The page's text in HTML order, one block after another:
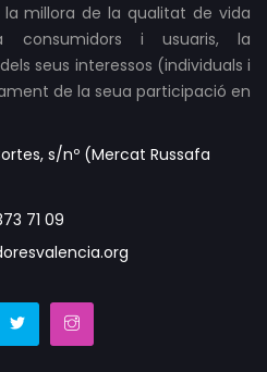
millora de la qualitat de vida
i usuaris, la
seus interessos (individuals i
de la seua participació en
s/nº (Mercat Russafa
71 09